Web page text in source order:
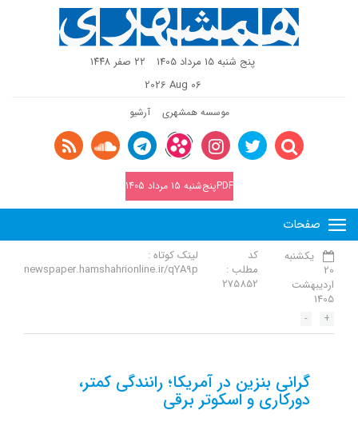
پنج شنبه 15 مرداد 1405
٢٢ صفر ١٤٤٨
2026 Aug 06
موسسه همشهری آرشیو
PDFپنج‌شنبه 15 مرداد 1405
صفحات
یکشنبه
20
اردیبهشت
1405
کد
مطلب :
275852
لینک کوتاه :
newspaper.hamshahrionline.ir/qYA9p
+
-
گرانی بنزین در آمریکا؛ رانندگی کمتر،
دورکاری و اسکوتر برقی